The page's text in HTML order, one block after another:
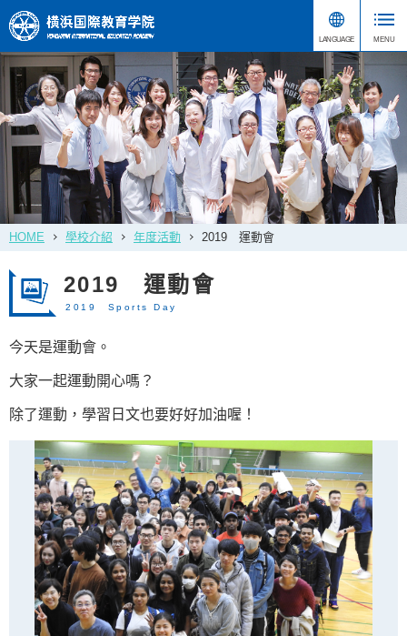
HOME 學校介紹 年度活動 2019 運動會
2019 運動會
2019 Sports Day
今天是運動會。
大家一起運動開心嗎？
除了運動，學習日文也要好好加油喔！